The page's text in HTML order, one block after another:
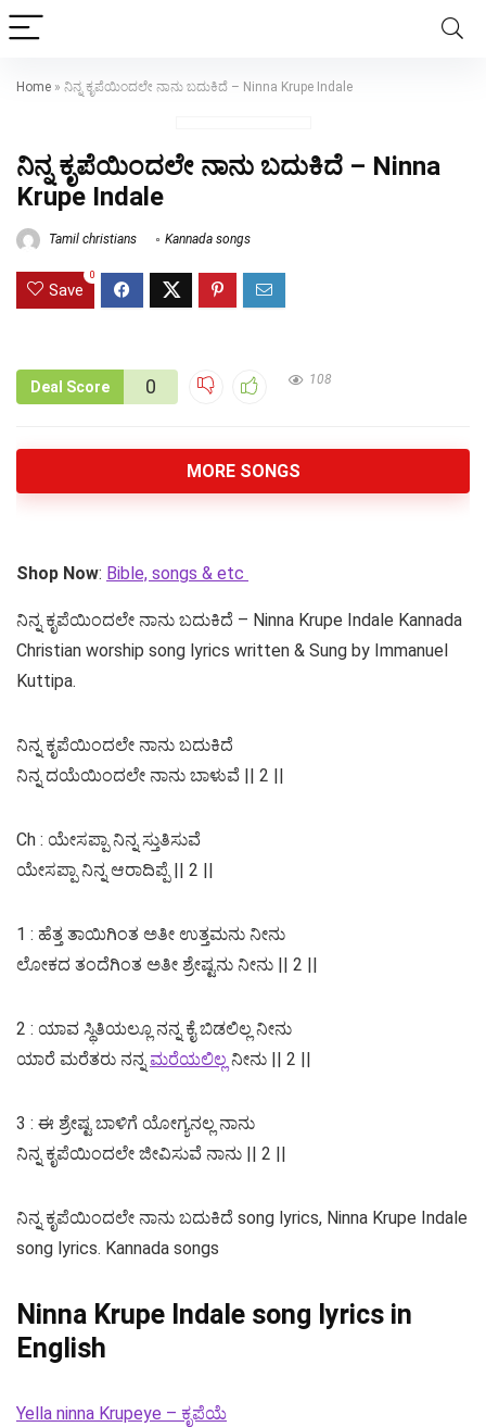
Home » ನಿನ್ನ ಕೃಪೆಯಿಂದಲೇ ನಾನು ಬದುಕಿದೆ – Ninna Krupe Indale
ನಿನ್ನ ಕೃಪೆಯಿಂದಲೇ ನಾನು ಬದುಕಿದೆ – Ninna
Krupe Indale
Tamil christians Kannada songs
Save
0
Deal Score 0 108
MORE SONGS
Shop Now: Bible, songs & etc
ನಿನ್ನ ಕೃಪೆಯಿಂದಲೇ ನಾನು ಬದುಕಿದೆ – Ninna Krupe Indale Kannada
Christian worship song lyrics written & Sung by Immanuel
Kuttipa.
ನಿನ್ನ ಕೃಪೆಯಿಂದಲೇ ನಾನು ಬದುಕಿದೆ
ನಿನ್ನ ದಯೆಯಿಂದಲೇ ನಾನು ಬಾಳುವೆ || 2 ||
Ch : ಯೇಸಪ್ಪಾ ನಿನ್ನ ಸ್ತುತಿಸುವೆ
ಯೇಸಪ್ಪಾ ನಿನ್ನ ಆರಾದಿಪ್ಪೆ || 2 ||
1 : ಹೆತ್ತ ತಾಯಿಗಿಂತ ಅತೀ ಉತ್ತಮನು ನೀನು
ಲೋಕದ ತಂದೆಗಿಂತ ಅತೀ ಶ್ರೇಷ್ಟನು ನೀನು || 2 ||
2 : ಯಾವ ಸ್ಥಿತಿಯಲ್ಲೂ ನನ್ನ ಕೈ ಬಿಡಲಿಲ್ಲ ನೀನು
ಯಾರೆ ಮರೆತರು ನನ್ನ ಮರೆಯಲಿಲ್ಲ ನೀನು || 2 ||
3 : ಈ ಶ್ರೇಷ್ಟ ಬಾಳಿಗೆ ಯೋಗ್ಯನಲ್ಲ ನಾನು
ನಿನ್ನ ಕೃಪೆಯಿಂದಲೇ ಜೀವಿಸುವೆ ನಾನು || 2 ||
ನಿನ್ನ ಕೃಪೆಯಿಂದಲೇ ನಾನು ಬದುಕಿದೆ song lyrics, Ninna Krupe Indale
song lyrics. Kannada songs
Ninna Krupe Indale song lyrics in
English
Yella ninna Krupeye – ಕೃಪೆಯೆ